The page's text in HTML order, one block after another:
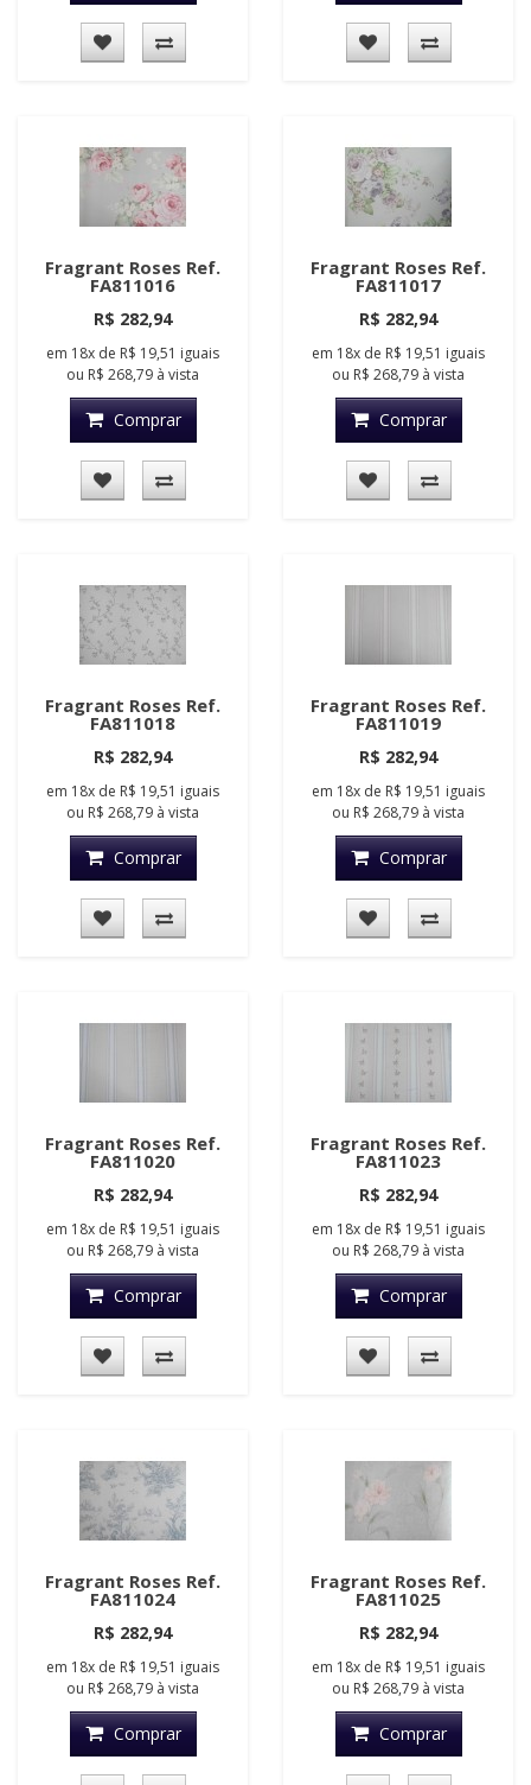
Fragrant Roses Ref.
FA811016
R$ 282,94
em 18x de R$ 19,51 iguais
ou R$ 268,79 à vista
Comprar
Fragrant Roses Ref.
FA811017
R$ 282,94
em 18x de R$ 19,51 iguais
ou R$ 268,79 à vista
Comprar
Fragrant Roses Ref.
FA811018
R$ 282,94
em 18x de R$ 19,51 iguais
ou R$ 268,79 à vista
Comprar
Fragrant Roses Ref.
FA811019
R$ 282,94
em 18x de R$ 19,51 iguais
ou R$ 268,79 à vista
Comprar
Fragrant Roses Ref.
FA811020
R$ 282,94
em 18x de R$ 19,51 iguais
ou R$ 268,79 à vista
Comprar
Fragrant Roses Ref.
FA811023
R$ 282,94
em 18x de R$ 19,51 iguais
ou R$ 268,79 à vista
Comprar
Fragrant Roses Ref.
FA811024
R$ 282,94
em 18x de R$ 19,51 iguais
ou R$ 268,79 à vista
Comprar
Fragrant Roses Ref.
FA811025
R$ 282,94
em 18x de R$ 19,51 iguais
ou R$ 268,79 à vista
Comprar